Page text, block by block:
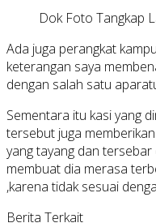
Dok Foto Tangkap
Ada juga perangkat
keterangan saya
dengan salah satu
Sementara itu kasi yang
tersebut juga
yang tayang dan
membuat dia merasa
,karena tidak sesuai
Berita Terkait